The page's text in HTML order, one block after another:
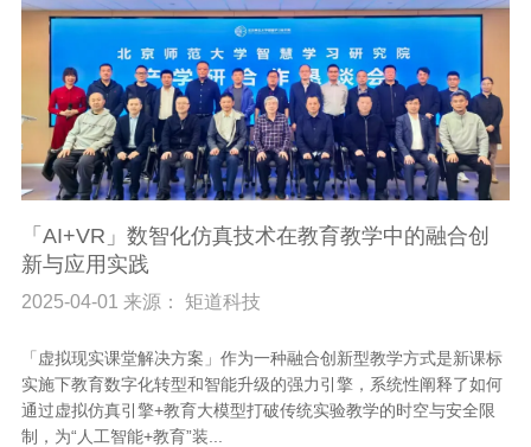
「AI+VR」数智化仿真技术在教育教学中的融合创
新与应用实践
2025-04-01 来源： 矩道科技
「虚拟现实课堂解决方案」作为一种融合创新型教学方式是新课标
实施下教育数字化转型和智能升级的强力引擎，系统性阐释了如何
通过虚拟仿真引擎+教育大模型打破传统实验教学的时空与安全限
制，为“人工智能+教育”装...